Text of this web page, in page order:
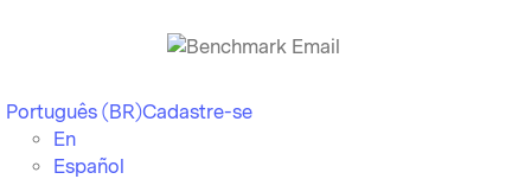
Português (BR)
En
Español
Cadastre-se